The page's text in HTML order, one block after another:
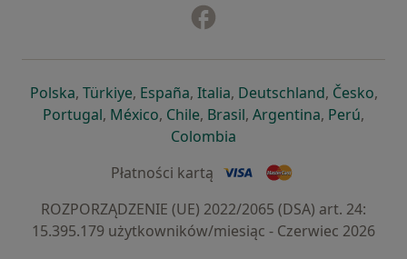
Polskaotwiera się w nowej karcie
, Türkiyeotwiera się w nowej karcie
, Españaotwiera się w nowej karcie
, Italiaotwiera się w nowej
, Deutschlandotwiera się
, Česko,
Portugalotwiera się w nowej karcie
, Méxicootwiera się w nowej karcie
, Chileotwiera się w nowej karcie
, Brasilotwiera się w nowej
, Argentinaotwiera się
, Perú,
Colombia
Płatności kartą
ROZPORZĄDZENIE (UE) 2022/2065 (DSA) art. 24:
15.395.179 użytkowników/miesiąc - Czerwiec 2026